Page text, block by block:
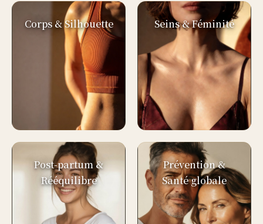
Corps & Silhouette Seins & Féminité
Post-partum &
Rééquilibre
Prévention &
Santé globale